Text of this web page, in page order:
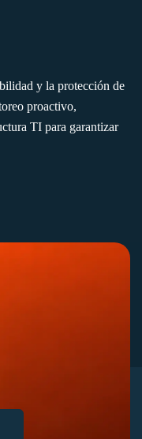
y la protección de
proactivo,
TI para garantizar